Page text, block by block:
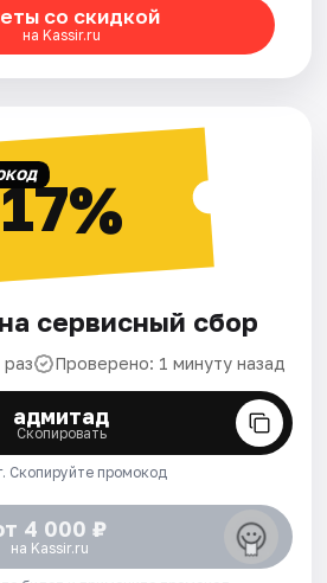
со скидкой
на Kassir.ru
17%
сервисный сбор
Проверено: 1 минуту назад
адмитад
Скопировать
Скопируйте промокод
4 000 ₽
на Kassir.ru